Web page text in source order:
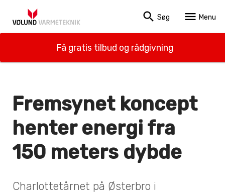
search Søg menu Menu
Få gratis tilbud og rådgivning
Fremsynet koncept
henter energi fra
150 meters dybde
Charlottetårnet på Østerbro i